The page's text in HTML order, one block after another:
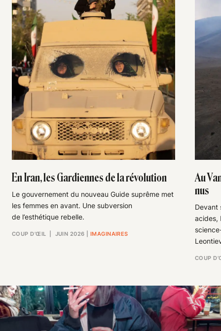
En Iran, les Gardiennes de la révolution
Le gouvernement du nouveau Guide suprême met
les femmes en avant. Une subversion
de l’esthétique rebelle.
COUP D’ŒIL | JUIN 2026 IMAGINAIRES
Au
nus
Devant
acides,
COUP